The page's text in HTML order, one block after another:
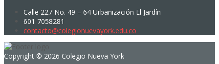
Calle 227 No. 49 – 64 Urbanización El Jardín
601 7058281
contacto@colegionuevayork.edu.co
Copyright © 2026 Colegio Nueva York